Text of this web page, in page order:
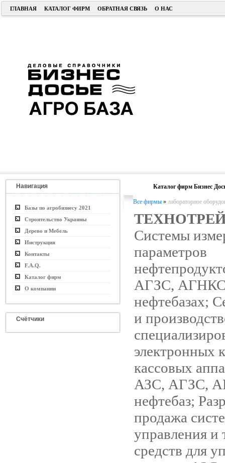
ГЛАВНАЯ КАТАЛОГ ФИРМ ОБРАТНАЯ СВЯЗЬ О НАС
Навигация
Базы по агробизнесу 2021
Строительство Украины
Дерево и Мебель
Инструкция
Контакты
F.A.Q.
Каталог фирм
О компании
Счётчики
Каталог фирм Бизнес
Все фирмы » лабораторное
Системы
параметров
АГЗС,
нефтебазах;
и
электронных
кассовых
АЗС, АГЗС,
нефтебаз;
продажа
управления и
средств для